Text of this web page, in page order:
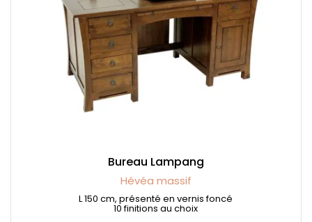
Bureau Lampang
Hévéa massif
L 150 cm, présenté en vernis foncé
10 finitions au choix